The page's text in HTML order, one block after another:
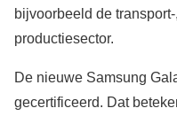
bijvoorbeeld de
productiesector.
De nieuwe Samsung
gecertificeerd. Dat